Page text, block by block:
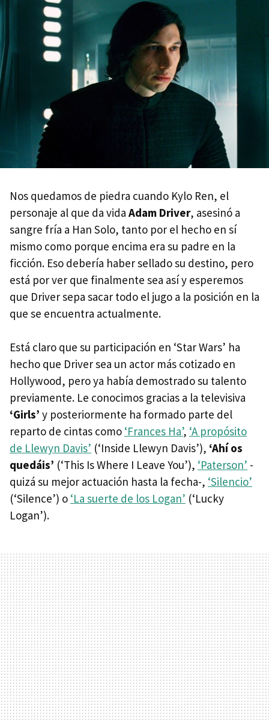
Nos quedamos de piedra cuando Kylo Ren, el
personaje al que da vida Adam Driver, asesinó a
sangre fría a Han Solo, tanto por el hecho en sí
mismo como porque encima era su padre en la
ficción. Eso debería haber sellado su destino, pero
está por ver que finalmente sea así y esperemos
que Driver sepa sacar todo el jugo a la posición en la
que se encuentra actualmente.
Está claro que su participación en ‘Star Wars’ ha
hecho que Driver sea un actor más cotizado en
Hollywood, pero ya había demostrado su talento
previamente. Le conocimos gracias a la televisiva
‘Girls’ y posteriormente ha formado parte del
reparto de cintas como ‘Frances Ha’, ‘A propósito
de Llewyn Davis’ (‘Inside Llewyn Davis’), ‘Ahí os
quedáis’ (‘This Is Where I Leave You’), ‘Paterson’ -
quizá su mejor actuación hasta la fecha-, ‘Silencio’
(‘Silence’) o ‘La suerte de los Logan’ (‘Lucky
Logan’).